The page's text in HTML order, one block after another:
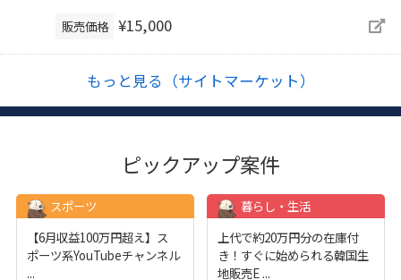
販売価格 ¥15,000
もっと見る（サイトマーケット）
ピックアップ案件
スポーツ
【6月収益100万円超え】ス
ポーツ系YouTubeチャンネル
...
暮らし・生活
上代で約20万円分の在庫付
き！すぐに始められる韓国生
地販売E ...